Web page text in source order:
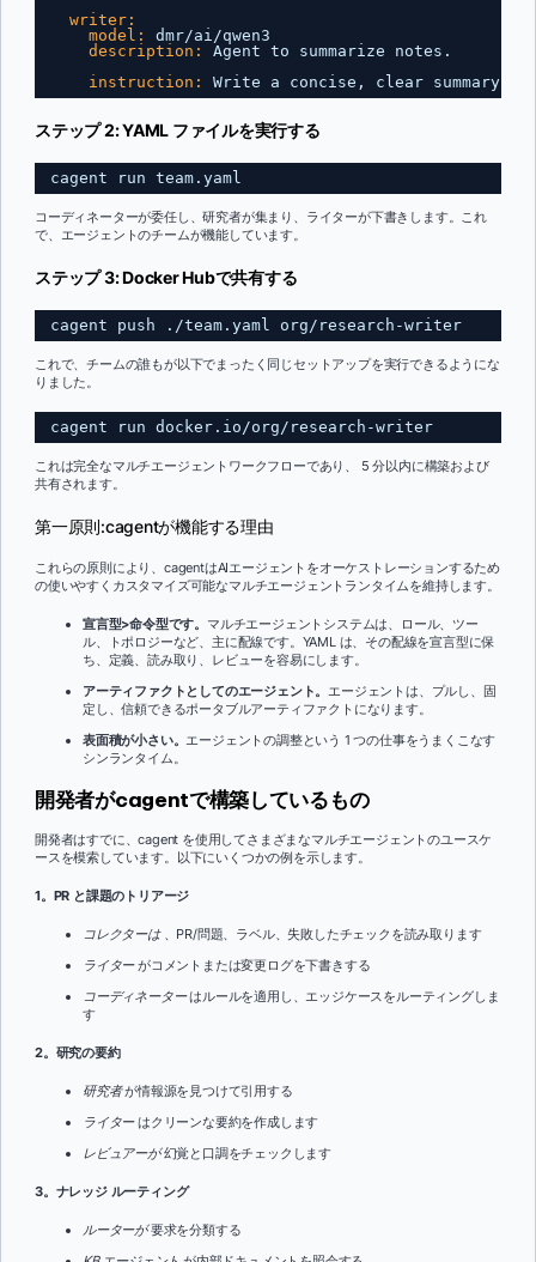
writer:
model:
dmr/ai/qwen3
description:
Agent to summarize notes.
instruction:
Write a concise , clear summary
ステップ 2: YAML ファイルを実行する
cagent run team.yaml
コーディネーターが委任し、研究者が集まり、ライターが下書きします。これ
で、エージェントのチームが機能しています。
ステップ 3: Docker Hubで共有する
cagent push ./team.yaml org/research-writer
これで、チームの誰もが以下でまったく同じセットアップを実行できるようにな
りました。
cagent run docker.io/org/research-writer
これは完全なマルチエージェントワークフローであり、 5 分以内に構築および
共有されます。
第一原則:cagentが機能する理由
これらの原則により、cagentはAIエージェントをオーケストレーションするため
の使いやすくカスタマイズ可能なマルチエージェントランタイムを維持します。
宣言型>命令型です。 マルチエージェントシステムは、ロール、ツー
ル、トポロジーなど、主に配線です。YAML は、その配線を宣言型に保
ち、定義、読み取り、レビューを容易にします。
アーティファクトとしてのエージェント。 エージェントは、プルし、固
定し、信頼できるポータブルアーティファクトになります。
表面積が小さい。エージェントの調整という 1 つの仕事をうまくこなす
シンランタイム。
開発者がcagentで構築しているもの
開発者はすでに、cagent を使用してさまざまなマルチエージェントのユースケ
ースを模索しています。以下にいくつかの例を示します。
1。PR と課題のトリアージ
コレクターは、PR/問題、ラベル、失敗したチェックを読み取ります
ライターがコメントまたは変更ログを下書きする
コーディネーターはルールを適用し、エッジケースをルーティングしま
す
2。研究の要約
研究者が情報源を見つけて引用する
ライターはクリーンな要約を作成します
レビュアーが幻覚と口調をチェックします
3。ナレッジ ルーティング
ルーターが要求を分類する